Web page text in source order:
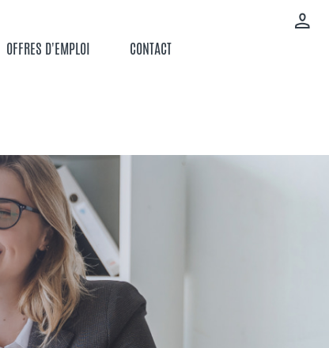
OFFRES D'EMPLOI CONTACT